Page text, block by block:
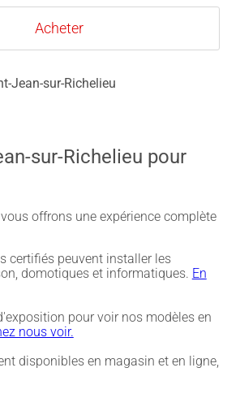
Acheter
Jean-sur-Richelieu
sur-Richelieu pour
offrons une expérience complète
certifiés peuvent installer les
domotiques et informatiques. En
pour voir nos modèles en
nous voir.
disponibles en magasin et en ligne,